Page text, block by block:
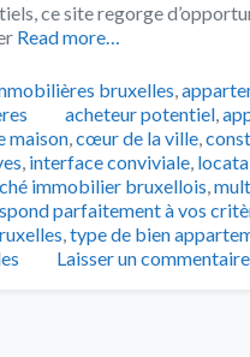
ce site regorge
Read more…
bruxelles,
Tags
acheteur potentiel,
maison,cœur de la ville,
, interface conviviale,
immobilier bruxellois,
parfaitement à vos
,type de bien
Laisser un commentaire